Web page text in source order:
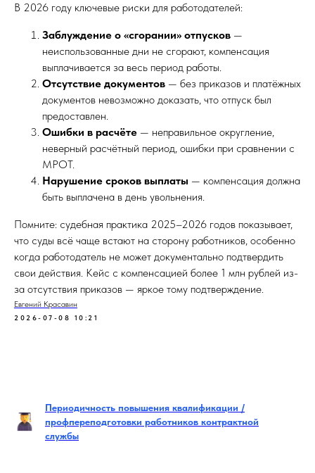
В 2026 году ключевые риски для работодателей:
Заблуждение о «сгорании» отпусков —
неиспользованные дни не сгорают, компенсация
выплачивается за весь период работы.
Отсутствие документов — без приказов и платёжных
документов невозможно доказать, что отпуск был
предоставлен.
Ошибки в расчёте — неправильное округление,
неверный расчётный период, ошибки при сравнении с
МРОТ.
Нарушение сроков выплаты — компенсация должна
быть выплачена в день увольнения.
Помните: судебная практика 2025–2026 годов показывает,
что суды всё чаще встают на сторону работников, особенно
когда работодатель не может документально подтвердить
свои действия. Кейс с компенсацией более 1 млн рублей из-
за отсутствия приказов — яркое тому подтверждение.
Евгений Красавин
2026-07-08 10:21
Периодичность повышения квалификации /
профпереподготовки работников контрактной
службы